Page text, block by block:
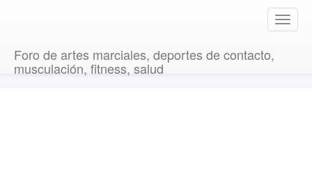
T
o
Foro de artes marciales, deportes de contacto,
musculación, fitness, salud